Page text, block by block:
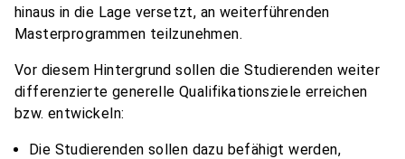
hinaus in die Lage versetzt, an weiterführenden
Masterprogrammen teilzunehmen.
Vor diesem Hintergrund sollen die Studierenden weiter
differenzierte generelle Qualifikationsziele erreichen
bzw. entwickeln:
Die Studierenden sollen dazu befähigt werden,